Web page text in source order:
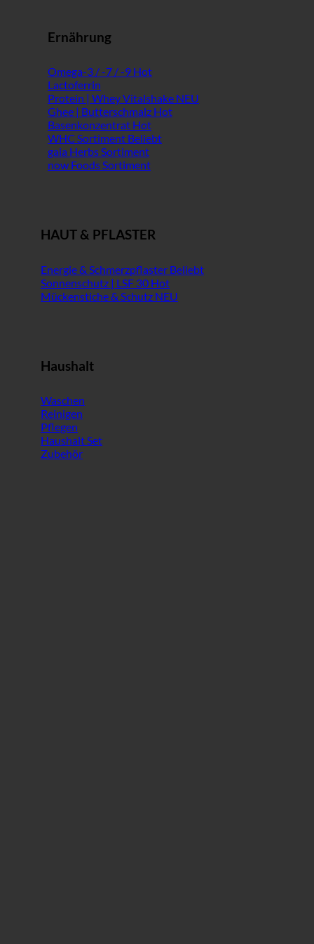
Ernährung
Omega-3 / -7 / -9
Lactoferrin
Protein | Whey Vitalshake
Ghee | Butterschmalz
Basenkonzentrat
WHC Sortiment
gaia Herbs Sortiment
now Foods Sortiment
HAUT & PFLASTER
Energie & Schmerzpflaster
Sonnenschutz | LSF 30
Mückenstiche & Schutz
Haushalt
Waschen
Reinigen
Pflegen
Haushalt Set
Zubehör